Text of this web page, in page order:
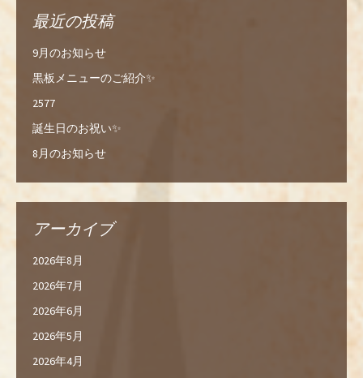
最近の投稿
9月のお知らせ
黒板メニューのご紹介✨
2577
誕生日のお祝い✨
8月のお知らせ
アーカイブ
2026年8月
2026年7月
2026年6月
2026年5月
2026年4月